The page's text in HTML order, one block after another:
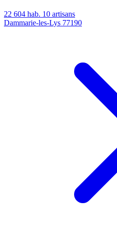
22 604 hab. 10 artisans
Dammarie-les-Lys 77190